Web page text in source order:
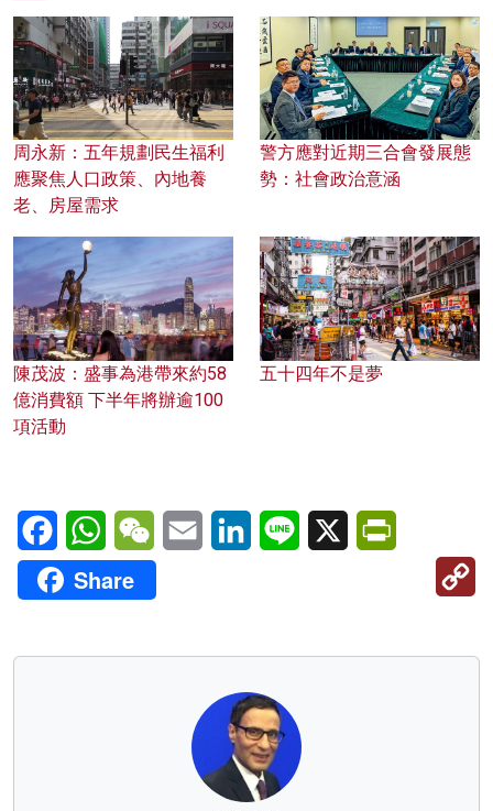
周永新：五年規劃民生福利
應聚焦人口政策、內地養
老、房屋需求
警方應對近期三合會發展態
勢：社會政治意涵
陳茂波：盛事為港帶來約58
億消費額 下半年將辦逾100
項活動
五十四年不是夢
FacebookWhatsAppWeChatEmail LinkedInLine X
Share